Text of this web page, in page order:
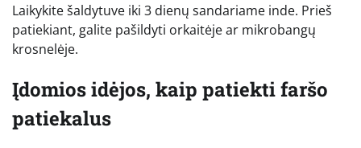
Laikykite šaldytuve iki 3 dienų sandariame inde. Prieš
patiekiant, galite pašildyti orkaitėje ar mikrobangų
krosnelėje.
Įdomios idėjos, kaip patiekti faršo
patiekalus